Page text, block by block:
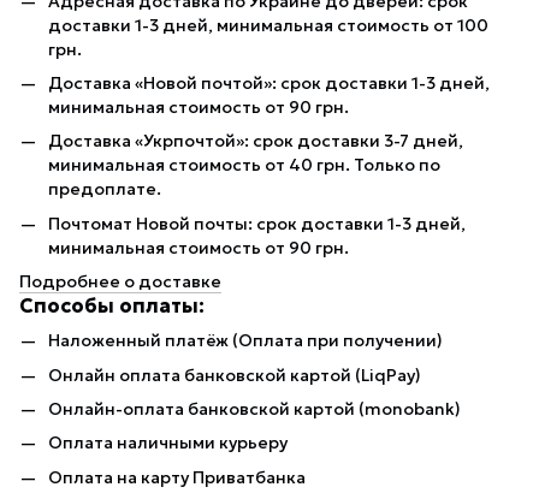
доставки 1-3 дней, минимальная стоимость от 100
грн.
Доставка «Новой почтой»: срок доставки 1-3 дней,
минимальная стоимость от 90 грн.
Доставка «Укрпочтой»: срок доставки 3-7 дней,
минимальная стоимость от 40 грн. Только по
предоплате.
Почтомат Новой почты: срок доставки 1-3 дней,
минимальная стоимость от 90 грн.
Подробнее о доставке
Способы оплаты:
Наложенный платёж (Оплата при получении)
Онлайн оплата банковской картой (LiqPay)
Онлайн-оплата банковской картой (monobank)
Оплата наличными курьеру
Оплата на карту Приватбанка